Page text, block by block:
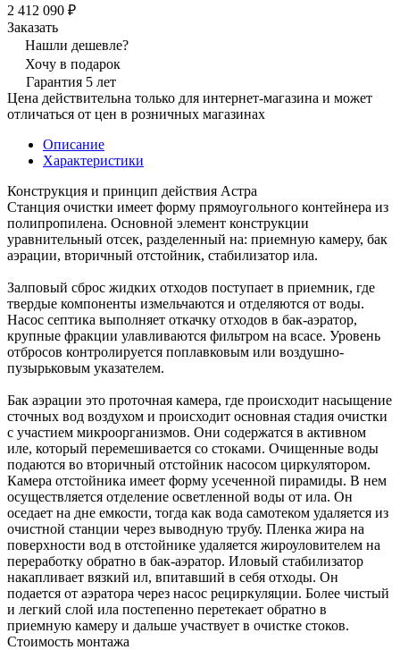
2 412 090 ₽
Заказать
Нашли дешевле?
Хочу в подарок
Гарантия 5 лет
Цена действительна только для интернет-магазина и может
отличаться от цен в розничных магазинах
Описание
Характеристики
Конструкция и принцип действия Астра
Станция очистки имеет форму прямоугольного контейнера из
полипропилена. Основной элемент конструкции
уравнительный отсек, разделенный на: приемную камеру, бак
аэрации, вторичный отстойник, стабилизатор ила.
Залповый сброс жидких отходов поступает в приемник, где
твердые компоненты измельчаются и отделяются от воды.
Насос септика выполняет откачку отходов в бак-аэратор,
крупные фракции улавливаются фильтром на всасе. Уровень
отбросов контролируется поплавковым или воздушно-
пузырьковым указателем.
Бак аэрации это проточная камера, где происходит насыщение
сточных вод воздухом и происходит основная стадия очистки
с участием микроорганизмов. Они содержатся в активном
иле, который перемешивается со стоками. Очищенные воды
подаются во вторичный отстойник насосом циркулятором.
Камера отстойника имеет форму усеченной пирамиды. В нем
осуществляется отделение осветленной воды от ила. Он
оседает на дне емкости, тогда как вода самотеком удаляется из
очистной станции через выводную трубу. Пленка жира на
поверхности вод в отстойнике удаляется жироуловителем на
переработку обратно в бак-аэратор. Иловый стабилизатор
накапливает вязкий ил, впитавший в себя отходы. Он
подается от аэратора через насос рециркуляции. Более чистый
и легкий слой ила постепенно перетекает обратно в
приемную камеру и дальше участвует в очистке стоков.
Стоимость монтажа